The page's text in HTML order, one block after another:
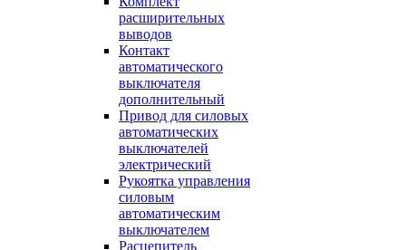
расширительных
выводов
Контакт
автоматического
выключателя
дополнительный
Привод для силовых
автоматических
выключателей
электрический
Рукоятка управления
силовым
автоматическим
выключателем
Расцепитель